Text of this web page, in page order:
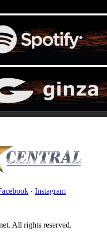
· Instagram
All rights reserved.